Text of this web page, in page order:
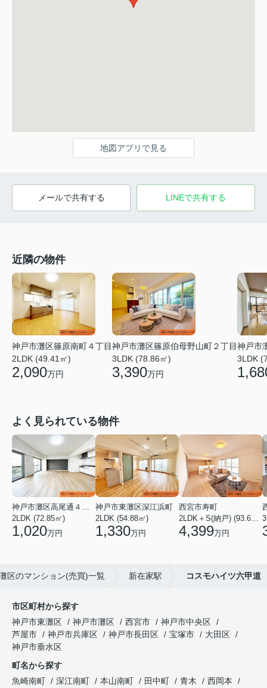
地図アプリで見る
メールで共有する LINEで共有する
近隣の物件
神戸市灘区篠原南町４丁目
2LDK (49.41㎡)
2,090万円
神戸市灘区篠原伯母野山町２丁目
3LDK (78.86㎡)
3,390万円
神戸市
3LDK
よく見られている物件
神戸市灘区高尾通４丁目
2LDK (72.85㎡)
1,020万円
神戸市東灘区深江浜町
2LDK (54.88㎡)
1,330万円
西宮市寿町
2LDK＋S(納戸) (93.60㎡)
4,399万円
区のマンション(売買)一覧 新在家駅 コスモハイツ六甲道
市区町村から探す
神戸市東灘区
神戸市灘区 西宮市
神戸市中央区
芦屋市
神戸市兵庫区 神戸市長田区 宝塚市
大田区
神戸市垂水区
町名から探す
魚崎南町
深江南町 本山南町 田中町 青木
西岡本